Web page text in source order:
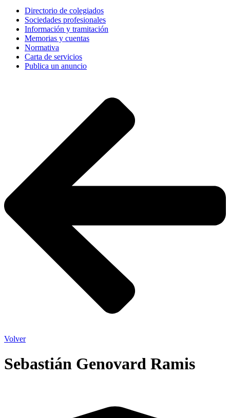
Directorio de colegiados
Sociedades profesionales
Información y tramitación
Memorias y cuentas
Normativa
Carta de servicios
Publica un anuncio
Volver
Sebastián Genovard Ramis